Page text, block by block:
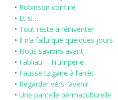
• Robinson confiné
• Et si…
• Tout reste à réinventer
• Il n’a fallu que quelques jours
• Nous savions avant…
• Fabliau – Trumperie
• Fausse tzigane à l’arrêt
• Regarder vers l’avenir
• Une parcelle permaculturelle